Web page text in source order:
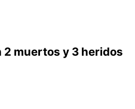
2 muertos y 3 heridos